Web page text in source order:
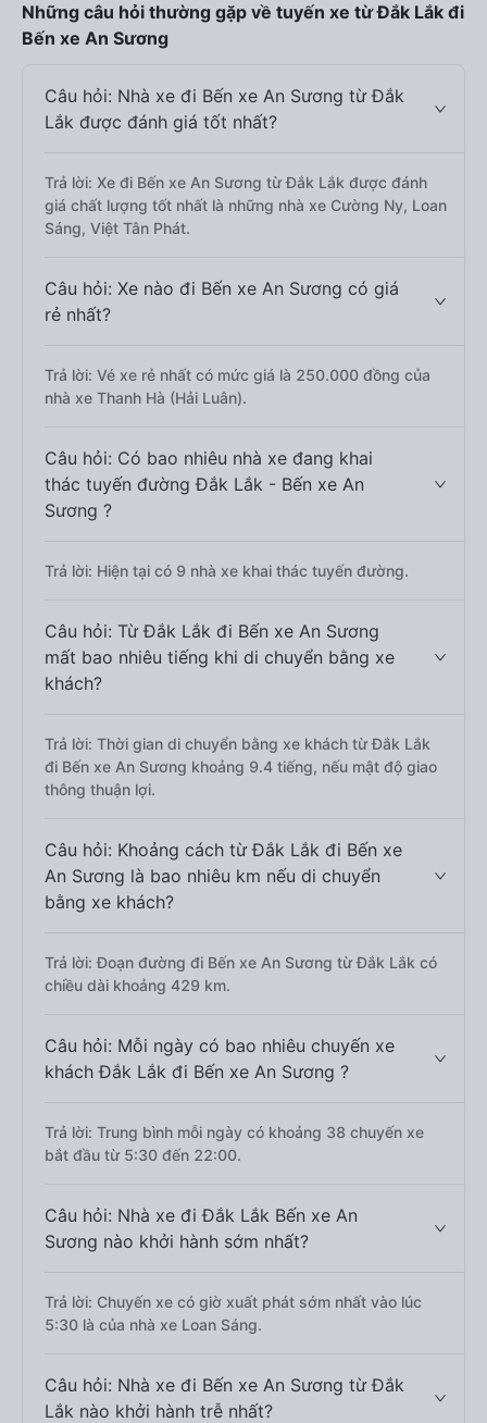
Những câu hỏi thường gặp về tuyến xe từ Đắk Lắk đi
Bến xe An Sương
Câu hỏi: Nhà xe đi Bến xe An Sương từ Đắk
Lắk được đánh giá tốt nhất?
Trả lời: Xe đi Bến xe An Sương từ Đắk Lắk được đánh
giá chất lượng tốt nhất là những nhà xe Cường Ny, Loan
Sáng, Việt Tân Phát.
Câu hỏi: Xe nào đi Bến xe An Sương có giá
rẻ nhất?
Trả lời: Vé xe rẻ nhất có mức giá là 250.000 đồng của
nhà xe Thanh Hà (Hải Luân).
Câu hỏi: Có bao nhiêu nhà xe đang khai
thác tuyến đường Đắk Lắk - Bến xe An
Sương ?
Trả lời: Hiện tại có 9 nhà xe khai thác tuyến đường.
Câu hỏi: Từ Đắk Lắk đi Bến xe An Sương
mất bao nhiêu tiếng khi di chuyển bằng xe
khách?
Trả lời: Thời gian di chuyển bằng xe khách từ Đắk Lắk
đi Bến xe An Sương khoảng 9.4 tiếng, nếu mật độ giao
thông thuận lợi.
Câu hỏi: Khoảng cách từ Đắk Lắk đi Bến xe
An Sương là bao nhiêu km nếu di chuyển
bằng xe khách?
Trả lời: Đoạn đường đi Bến xe An Sương từ Đắk Lắk có
chiều dài khoảng 429 km.
Câu hỏi: Mỗi ngày có bao nhiêu chuyến xe
khách Đắk Lắk đi Bến xe An Sương ?
Trả lời: Trung bình mỗi ngày có khoảng 38 chuyến xe
bắt đầu từ 5:30 đến 22:00.
Câu hỏi: Nhà xe đi Đắk Lắk Bến xe An
Sương nào khởi hành sớm nhất?
Trả lời: Chuyến xe có giờ xuất phát sớm nhất vào lúc
5:30 là của nhà xe Loan Sáng.
Câu hỏi: Nhà xe đi Bến xe An Sương từ Đắk
Lắk nào khởi hành trễ nhất?